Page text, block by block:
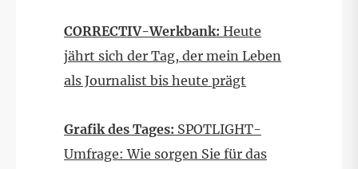
CORRECTIV-Werkbank: Heute
jährt sich der Tag, der mein Leben
als Journalist bis heute prägt
Grafik des Tages: SPOTLIGHT-
Umfrage: Wie sorgen Sie für das